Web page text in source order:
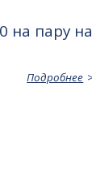
на пару на
Подробнее